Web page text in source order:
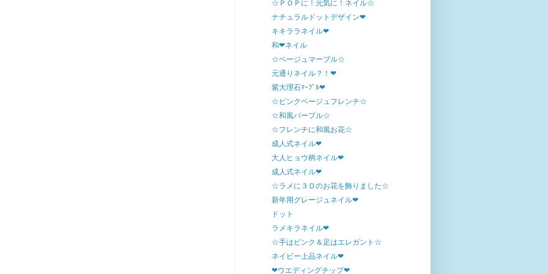
☆ＰＯＰに！元気に！ネイル☆
ナチュラルドットデザイン❤
キキララネイル❤
和❤ネイル
☆ベージュマーブル☆
元通りネイル？！❤
紫大理石ﾏｰﾌﾞﾙ❤
☆ピンクベージュフレンチ☆
☆和風パープル☆
☆フレンチに和風お花☆
成人式ネイル❤
大人ヒョウ柄ネイル❤
成人式ネイル❤
☆ラメに３Ｄのお花を飾りました☆
新年用グレージュネイル❤
ドット
ラメキラネイル❤
☆手はピンク＆足はエレガント☆
ネイビー上品ネイル❤
❤ウエディングチップ❤